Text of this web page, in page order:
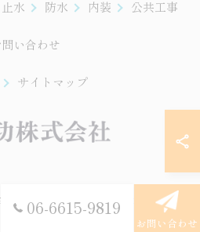
06-6615-9819
お問い合わせ
止水 防水 内装 公共工事
い合わせ
サイトマップ
星功株式会社 ALL RIGHTS RESERVED.